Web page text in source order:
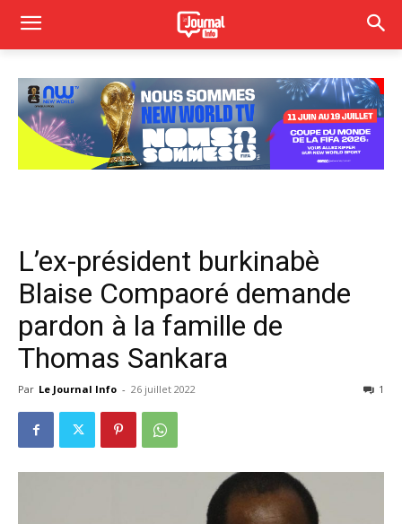
L’ex-président burkinabè
Blaise Compaoré demande
pardon à la famille de
Thomas Sankara
Par Le Journal Info - 26 juillet 2022 1